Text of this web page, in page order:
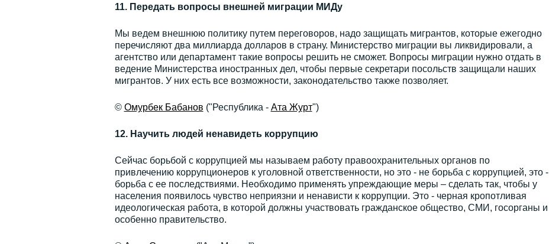
11. Передать вопросы внешней миграции МИДу
Мы ведем внешнюю политику путем переговоров, надо защищать мигрантов, которые ежегодно
перечисляют два миллиарда долларов в страну. Министерство миграции вы ликвидировали, а
агентство или департамент такие вопросы решить не сможет. Вопросы миграции нужно отдать в
ведение Министерства иностранных дел, чтобы первые секретари посольств защищали наших
мигрантов. У них есть все возможности, законодательство также позволяет.
© Омурбек Бабанов ("Республика - Ата Журт")
12. Научить людей ненавидеть коррупцию
Сейчас борьбой с коррупцией мы называем работу правоохранительных органов по
привлечению коррупционеров к уголовной ответственности, но это - не борьба с коррупцией, это -
борьба с ее последствиями. Необходимо применять упреждающие меры – сделать так, чтобы у
населения появилось чувство неприязни и ненависти к коррупции. Это - черная кропотливая
идеологическая работа, в которой должны участвовать гражданское общество, СМИ, госорганы и
особенно правительство.